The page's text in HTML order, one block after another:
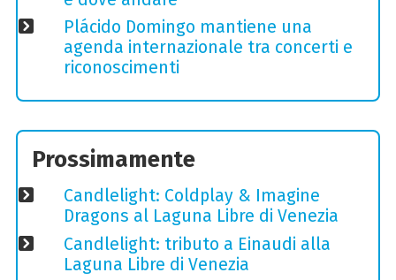
Plácido Domingo mantiene una
agenda internazionale tra concerti e
riconoscimenti
Prossimamente
Candlelight: Coldplay & Imagine
Dragons al Laguna Libre di Venezia
Candlelight: tributo a Einaudi alla
Laguna Libre di Venezia